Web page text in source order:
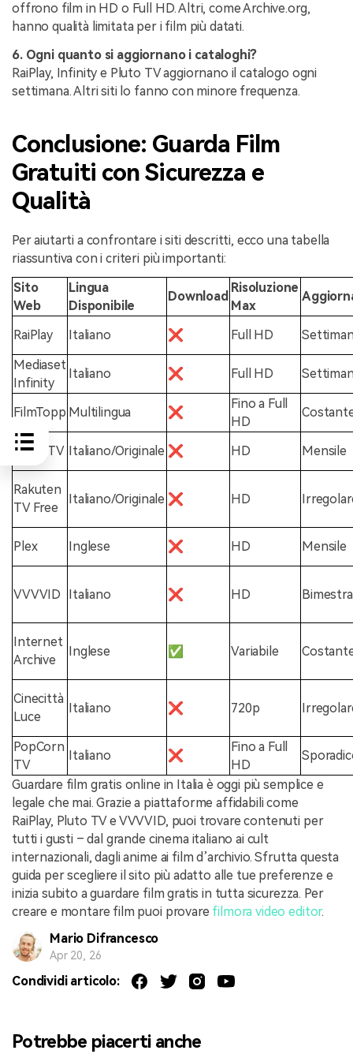
offrono film in HD o Full HD. Altri, come Archive.org,
hanno qualità limitata per i film più datati.
6. Ogni quanto si aggiornano i cataloghi?
RaiPlay, Infinity e Pluto TV aggiornano il catalogo ogni
settimana. Altri siti lo fanno con minore frequenza.
Conclusione: Guarda Film
Gratuiti con Sicurezza e
Qualità
Per aiutarti a confrontare i siti descritti, ecco una tabella
riassuntiva con i criteri più importanti:
Sito
Web
Lingua
Disponibile
Download
Risoluzione
Max
RaiPlay Italiano ❌ Full HD
Mediaset
Infinity
Italiano ❌ Full HD
FilmTopp Multilingua ❌
Fino a Full
HD
Pluto TV Italiano/Originale ❌ HD Mensile
Rakuten
TV Free
Italiano/Originale ❌ HD
Plex Inglese ❌ HD Mensile
VVVVID Italiano ❌ HD
Internet
Archive
Inglese ✅ Variabile
Cinecittà
Luce
Italiano ❌ 720p
PopCorn
TV
Italiano ❌
Fino a Full
HD
Guardare film gratis online in Italia è oggi più semplice e
legale che mai. Grazie a piattaforme affidabili come
RaiPlay, Pluto TV e VVVVID, puoi trovare contenuti per
tutti i gusti – dal grande cinema italiano ai cult
internazionali, dagli anime ai film d’archivio. Sfrutta questa
guida per scegliere il sito più adatto alle tue preferenze e
inizia subito a guardare film gratis in tutta sicurezza. Per
creare e montare film puoi provare filmora video editor.
Mario Difrancesco
Apr 20, 26
Condividi articolo:
Potrebbe piacerti anche